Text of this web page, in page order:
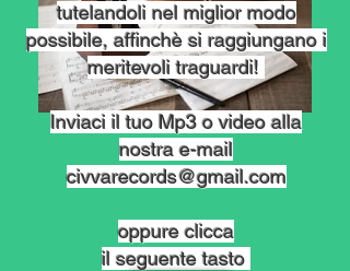
tutelandoli nel miglior modo
possibile, affinchè si raggiungano i
meritevoli traguardi!
Inviaci il tuo Mp3 o video alla
nostra e-mail
civvarecords@gmail.com
​oppure clicca
il seguente tasto